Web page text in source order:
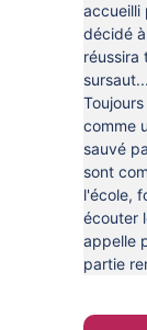
POUR
TOUS
POUR
accueilli
décidé
réussira
comme
sauvé
sont
l'école,
écouter
appelle
partie